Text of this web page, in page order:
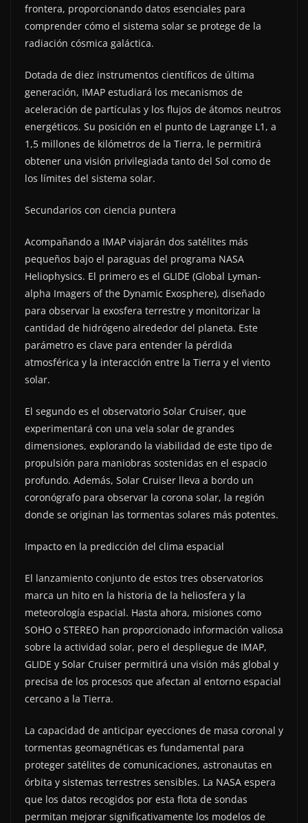
frontera, proporcionando datos esenciales para
comprender cómo el sistema solar se protege de la
radiación cósmica galáctica.
Dotada de diez instrumentos científicos de última
generación, IMAP estudiará los mecanismos de
aceleración de partículas y los flujos de átomos neutros
energéticos. Su posición en el punto de Lagrange L1, a
1,5 millones de kilómetros de la Tierra, le permitirá
obtener una visión privilegiada tanto del Sol como de
los límites del sistema solar.
Secundarios con ciencia puntera
Acompañando a IMAP viajarán dos satélites más
pequeños bajo el paraguas del programa NASA
Heliophysics. El primero es el GLIDE (Global Lyman-
alpha Imagers of the Dynamic Exosphere), diseñado
para observar la exosfera terrestre y monitorizar la
cantidad de hidrógeno alrededor del planeta. Este
parámetro es clave para entender la pérdida
atmosférica y la interacción entre la Tierra y el viento
solar.
El segundo es el observatorio Solar Cruiser, que
experimentará con una vela solar de grandes
dimensiones, explorando la viabilidad de este tipo de
propulsión para maniobras sostenidas en el espacio
profundo. Además, Solar Cruiser lleva a bordo un
coronógrafo para observar la corona solar, la región
donde se originan las tormentas solares más potentes.
Impacto en la predicción del clima espacial
El lanzamiento conjunto de estos tres observatorios
marca un hito en la historia de la heliosfera y la
meteorología espacial. Hasta ahora, misiones como
SOHO o STEREO han proporcionado información valiosa
sobre la actividad solar, pero el despliegue de IMAP,
GLIDE y Solar Cruiser permitirá una visión más global y
precisa de los procesos que afectan al entorno espacial
cercano a la Tierra.
La capacidad de anticipar eyecciones de masa coronal y
tormentas geomagnéticas es fundamental para
proteger satélites de comunicaciones, astronautas en
órbita y sistemas terrestres sensibles. La NASA espera
que los datos recogidos por esta flota de sondas
permitan mejorar significativamente los modelos de